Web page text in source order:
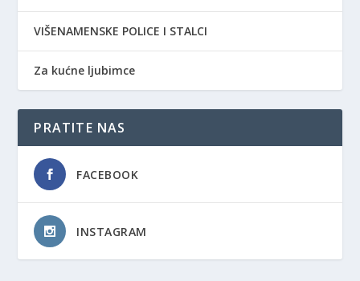
VIŠENAMENSKE POLICE I STALCI
Za kućne ljubimce
PRATITE NAS
FACEBOOK
INSTAGRAM